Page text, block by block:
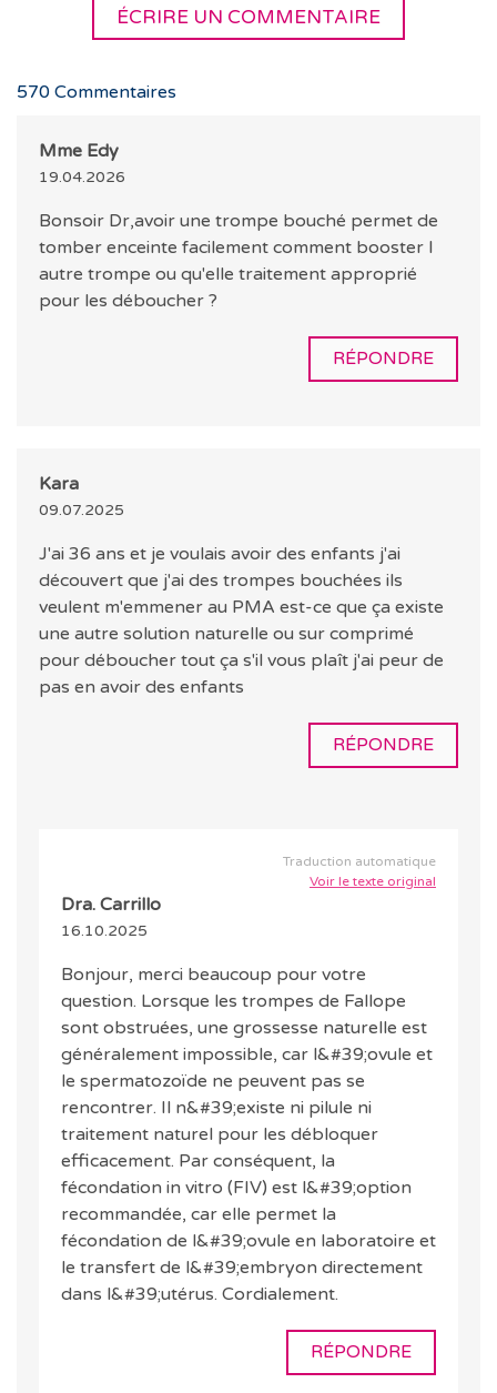
ÉCRIRE UN COMMENTAIRE
570 Commentaires
Mme Edy
19.04.2026
Bonsoir Dr,avoir une trompe bouché permet de
tomber enceinte facilement comment booster l
autre trompe ou qu'elle traitement approprié
pour les déboucher ?
RÉPONDRE
Kara
09.07.2025
J'ai 36 ans et je voulais avoir des enfants j'ai
découvert que j'ai des trompes bouchées ils
veulent m'emmener au PMA est-ce que ça existe
une autre solution naturelle ou sur comprimé
pour déboucher tout ça s'il vous plaît j'ai peur de
pas en avoir des enfants
RÉPONDRE
Traduction automatique
Voir le texte original
Dra. Carrillo
16.10.2025
Bonjour, merci beaucoup pour votre
question. Lorsque les trompes de Fallope
sont obstruées, une grossesse naturelle est
généralement impossible, car l&#39;ovule et
le spermatozoïde ne peuvent pas se
rencontrer. Il n&#39;existe ni pilule ni
traitement naturel pour les débloquer
efficacement. Par conséquent, la
fécondation in vitro (FIV) est l&#39;option
recommandée, car elle permet la
fécondation de l&#39;ovule en laboratoire et
le transfert de l&#39;embryon directement
dans l&#39;utérus. Cordialement.
RÉPONDRE